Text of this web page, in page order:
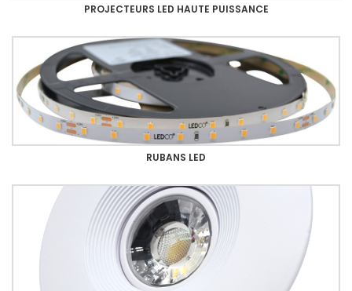
PROJECTEURS LED HAUTE PUISSANCE
RUBANS LED